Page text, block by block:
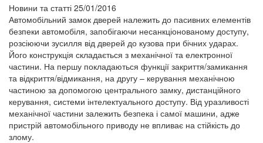
Новини та статті 25/01/2016
Автомобільний замок дверей належить до пасивних елементів
безпеки автомобіля, запобігаючи несанкціонованому доступу,
розсіюючи зусилля від дверей до кузова при бічних ударах.
Його конструкція складається з механічної та електронної
частини. На першу покладаються функції закриття/замикання
та відкриття/відмикання, на другу – керування механічною
частиною за допомогою центрального замку, дистанційного
керування, системи інтелектуального доступу. Від уразливості
механічної частини залежить безпека і самої машини, адже
пристрій автомобільного приводу не впливає на стійкість до
злому.